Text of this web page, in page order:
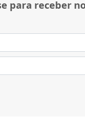
para receber